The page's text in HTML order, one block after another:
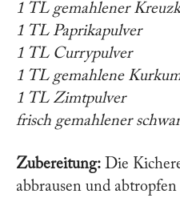
1 TL gemahlener
1 TL Paprikapulver
1 TL Currypulver
1 TL gemahlene
1 TL Zimtpulver
frisch gemahlener
Zubereitung: Die
abbrausen und abtropfen